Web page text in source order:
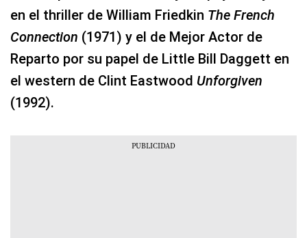
en el thriller de William Friedkin The French
Connection (1971) y el de Mejor Actor de
Reparto por su papel de Little Bill Daggett en
el western de Clint Eastwood Unforgiven
(1992).